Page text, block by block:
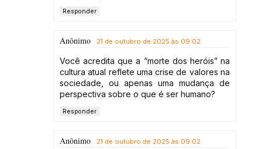
Responder
Anônimo 21 de outubro de 2025 às 09:02
Você acredita que a “morte dos heróis” na
cultura atual reflete uma crise de valores na
sociedade, ou apenas uma mudança de
perspectiva sobre o que é ser humano?
Responder
Anônimo 21 de outubro de 2025 às 09:02